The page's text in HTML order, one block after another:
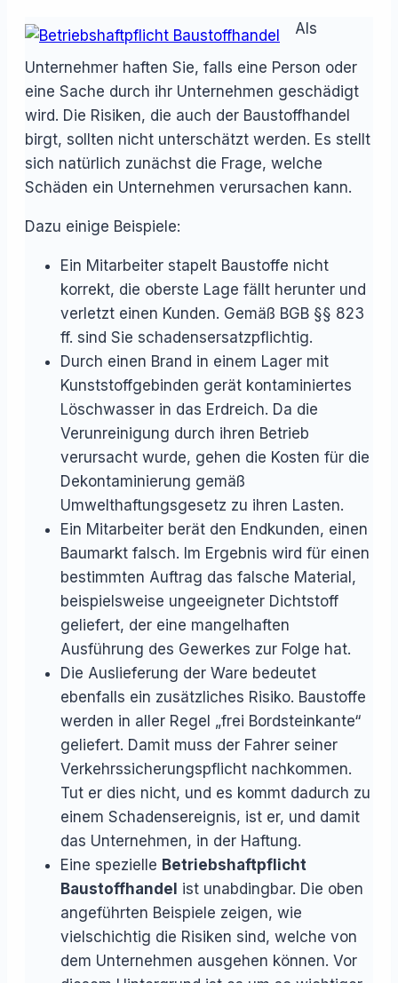
Als
Unternehmer haften Sie, falls eine Person oder
eine Sache durch ihr Unternehmen geschädigt
wird. Die Risiken, die auch der Baustoffhandel
birgt, sollten nicht unterschätzt werden. Es stellt
sich natürlich zunächst die Frage, welche
Schäden ein Unternehmen verursachen kann.
Dazu einige Beispiele:
Ein Mitarbeiter stapelt Baustoffe nicht
korrekt, die oberste Lage fällt herunter und
verletzt einen Kunden. Gemäß BGB §§ 823
ff. sind Sie schadensersatzpflichtig.
Durch einen Brand in einem Lager mit
Kunststoffgebinden gerät kontaminiertes
Löschwasser in das Erdreich. Da die
Verunreinigung durch ihren Betrieb
verursacht wurde, gehen die Kosten für die
Dekontaminierung gemäß
Umwelthaftungsgesetz zu ihren Lasten.
Ein Mitarbeiter berät den Endkunden, einen
Baumarkt falsch. Im Ergebnis wird für einen
bestimmten Auftrag das falsche Material,
beispielsweise ungeeigneter Dichtstoff
geliefert, der eine mangelhaften
Ausführung des Gewerkes zur Folge hat.
Die Auslieferung der Ware bedeutet
ebenfalls ein zusätzliches Risiko. Baustoffe
werden in aller Regel „frei Bordsteinkante“
geliefert. Damit muss der Fahrer seiner
Verkehrssicherungspflicht nachkommen.
Tut er dies nicht, und es kommt dadurch zu
einem Schadensereignis, ist er, und damit
das Unternehmen, in der Haftung.
Eine spezielle Betriebshaftpflicht
Baustoffhandel ist unabdingbar. Die oben
angeführten Beispiele zeigen, wie
vielschichtig die Risiken sind, welche von
dem Unternehmen ausgehen können. Vor